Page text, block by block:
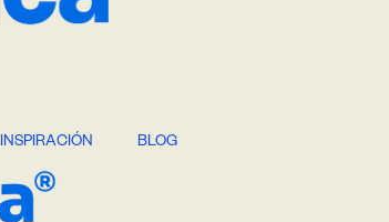
INSPIRACIÓN BLOG